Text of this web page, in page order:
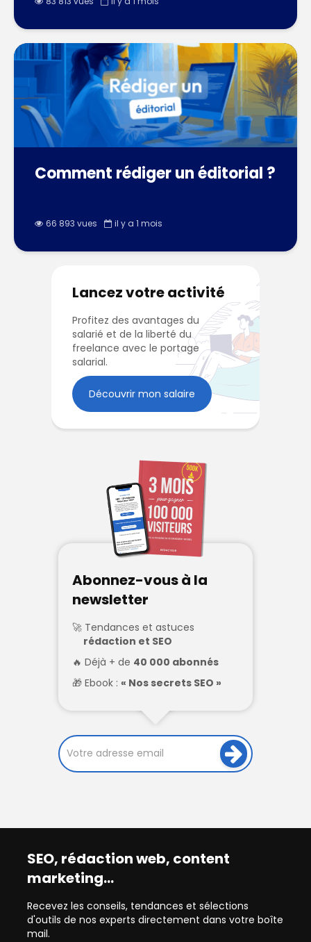
Comment rédiger un éditorial ?
66 893 vues il y a 1 mois
Lancez votre activité
Profitez des avantages du
salarié et de la liberté du
freelance avec le portage
salarial.
Découvrir mon salaire
Abonnez-vous à la
newsletter
Tendances et astuces
rédaction et SEO
Déjà + de 40 000 abonnés
Ebook : « Nos secrets SEO »
SEO, rédaction web, content
marketing…
Recevez les conseils, tendances et sélections
d'outils de nos experts directement dans votre boîte
mail.